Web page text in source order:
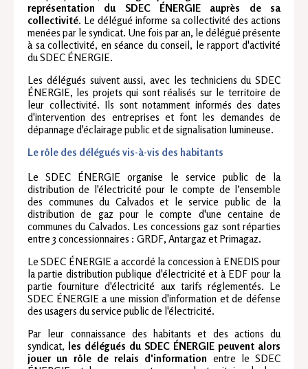
représentation du SDEC ÉNERGIE auprès de sa
collectivité. Le délégué informe sa collectivité des actions
menées par le syndicat. Une fois par an, le délégué présente
à sa collectivité, en séance du conseil, le rapport d'activité
du SDEC ÉNERGIE.
Les délégués suivent aussi, avec les techniciens du SDEC
ÉNERGIE, les projets qui sont réalisés sur le territoire de
leur collectivité. Ils sont notamment informés des dates
d'intervention des entreprises et font les demandes de
dépannage d'éclairage public et de signalisation lumineuse.
Le rôle des délégués vis-à-vis des habitants
Le SDEC ÉNERGIE organise le service public de la
distribution de l'électricité pour le compte de l’ensemble
des communes du Calvados et le service public de la
distribution de gaz pour le compte d'une centaine de
communes du Calvados. Les concessions gaz sont réparties
entre 3 concessionnaires : GRDF, Antargaz et Primagaz.
Le SDEC ÉNERGIE a accordé la concession à ENEDIS pour
la partie distribution publique d'électricité et à EDF pour la
partie fourniture d'électricité aux tarifs réglementés. Le
SDEC ÉNERGIE a une mission d'information et de défense
des usagers du service public de l'électricité.
Par leur connaissance des habitants et des actions du
syndicat, les délégués du SDEC ÉNERGIE peuvent alors
jouer un rôle de relais d'information entre le SDEC